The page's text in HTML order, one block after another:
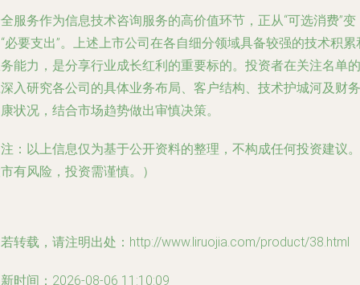
服务作为信息技术咨询服务的高价值环节，正从“可选消费”变
必要支出”。上述上市公司在各自细分领域具备较强的技术积累
能力，是分享行业成长红利的重要标的。投资者在关注名单的
入研究各公司的具体业务布局、客户结构、技术护城河及财务
状况，结合市场趋势做出审慎决策。
：以上信息仅为基于公开资料的整理，不构成任何投资建议。
有风险，投资需谨慎。）
转载，请注明出处：http://www.liruojia.com/product/38.html
时间：2026-08-06 11:10:09